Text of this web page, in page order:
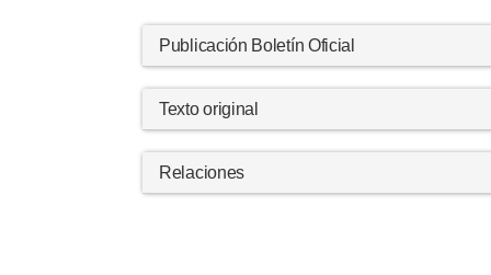
Publicación Boletín Oficial
Texto original
Relaciones